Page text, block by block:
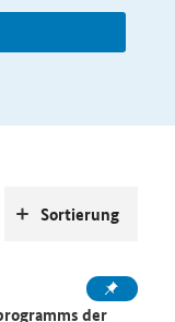
der
Sortierung